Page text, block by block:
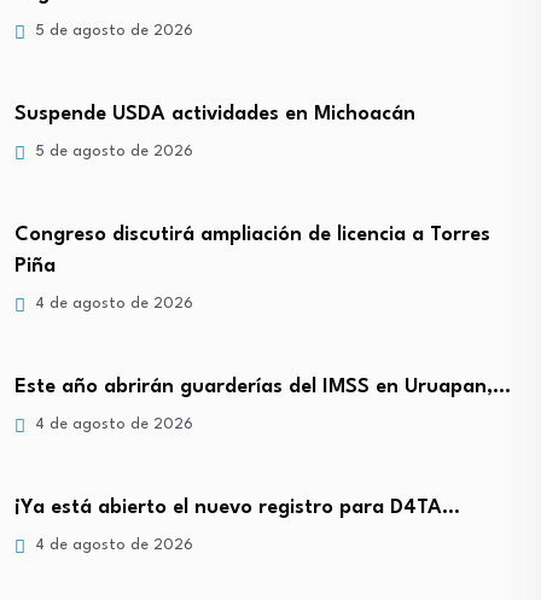
5 de agosto de 2026
Suspende USDA actividades en Michoacán
5 de agosto de 2026
Congreso discutirá ampliación de licencia a Torres
Piña
4 de agosto de 2026
Este año abrirán guarderías del IMSS en Uruapan,…
4 de agosto de 2026
¡Ya está abierto el nuevo registro para D4TA…
4 de agosto de 2026